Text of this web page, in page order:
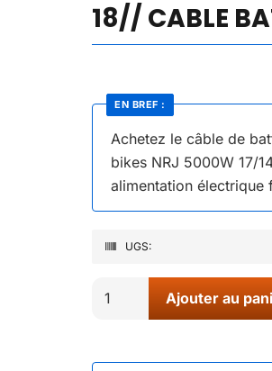
18// CABLE
Achetez le câble de
bikes NRJ 5000W 17/
alimentation
EN BREF :
UGS:
CABLE
Ajouter au